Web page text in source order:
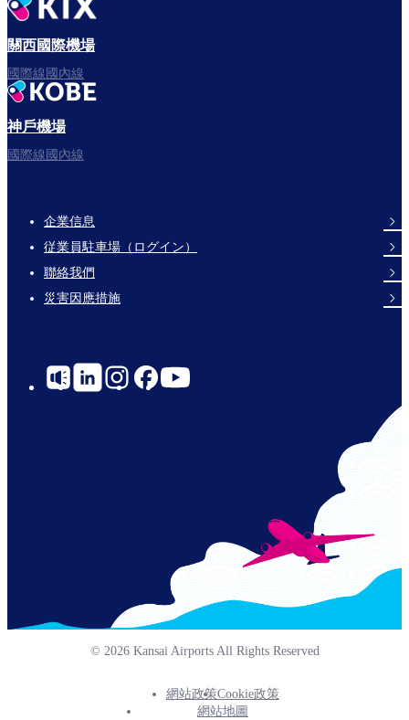
祝您飛行愉快。
關西國際機場
國際線國內線
神戶機場
國際線國內線
Footer
Links
企業信息
従業員駐車場（ログイン）
聯絡我們
災害因應措施
Social
© 2026 Kansai Airports All Rights Reserved
Footer
網站政策Cookie政策
網站地圖